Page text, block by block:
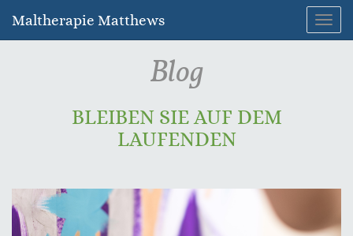
Maltherapie Matthews
Blog
BLEIBEN SIE AUF DEM
LAUFENDEN